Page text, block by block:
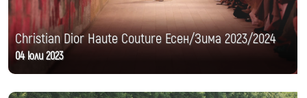
Christian Dior Haute Couture Есен/Зима 2023/2024
04 юли 2023